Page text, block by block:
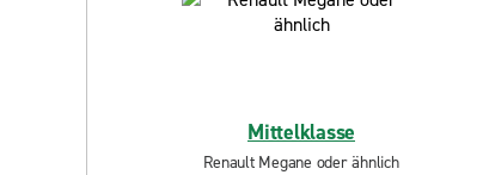
Mittelklasse
Renault Megane oder ähnlich